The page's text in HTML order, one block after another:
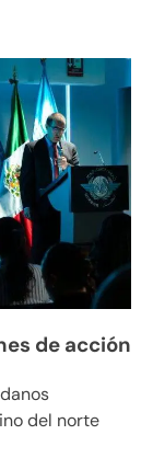
de acción
del norte